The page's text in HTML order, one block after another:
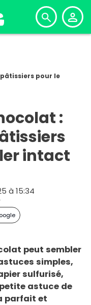
pour le
:
intact
à 15:34
peut sembler
simples,
sulfurisé,
astuce de
parfait et